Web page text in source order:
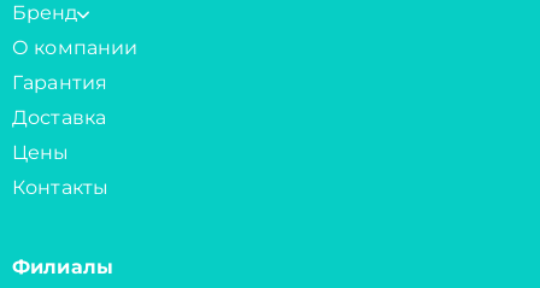
Бренд
О компании
Гарантия
Доставка
Цены
Контакты
Филиалы